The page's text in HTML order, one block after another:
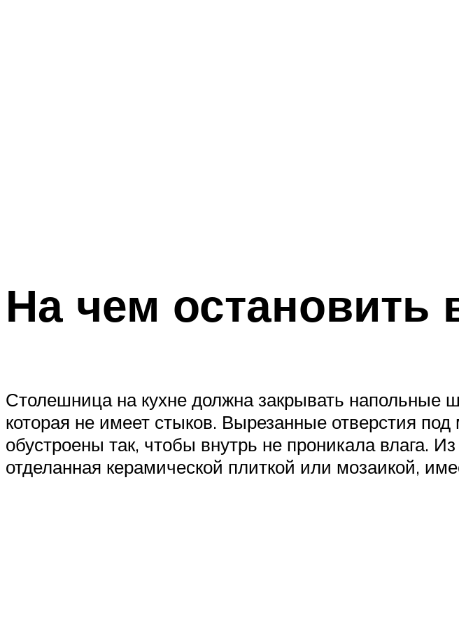
На чем остановить
Столешница на кухне должна закрывать
которая не имеет стыков. Вырезанные отверстия
обустроены так, чтобы внутрь не проникала влага.
отделанная керамической плиткой или мозаикой,